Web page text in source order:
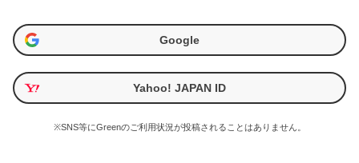
Google
Yahoo! JAPAN ID
※SNS等にGreenのご利用状況が投稿されることはありません。